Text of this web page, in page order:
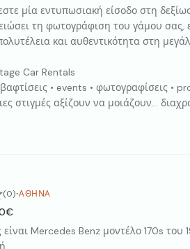
μία εντυπωσιακή είσοδο στη
τη φωτογράφιση του γάμου σας,
και αυθεντικότητα στη
Car Rentals
• events • φωτογραφίσεις •
στιγμές αξίζουν να μοιάζουν…
(0)·ΑΘΉΝΑ
Mercedes Benz μοντέλο 170s του